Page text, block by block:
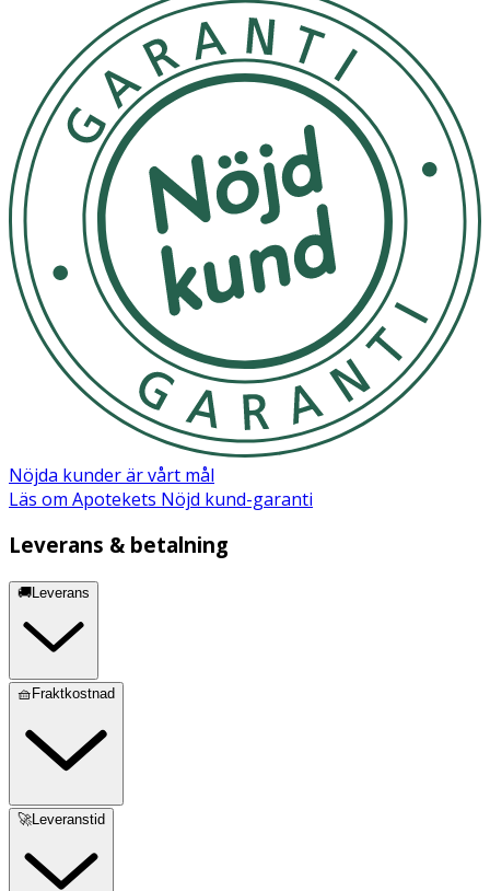
Ingredienser:
Water (Aqua), Heli- anthus Annuus (Sunflower) Seed Oil+,
Glycerin, Butyrospermum Parkii (Shea) Butter+,
Pentylene Glycol, Isoamyl Laurate, Glyceryl Stea- rate
Citrate, Alcohol denat., Squalane, Behenyl Alcohol,
Calendula Officinalis Flower+ Extract, Chamomilla
Recutita (Matricaria) Flower+ Extract, Rosmarinus
Officinalis (Rosemary) Leaf+ Extract, Viola Tricolor
Extract, Betaine, Caffeine, Camellia Sinensis Leaf Extract,
Hectorite, Lactic Acid, Lactobacillus Ferment,
Lactobacillus Ferment Lysate, Punica Granatum Extract,
Rhus Verniciflua Peel Wax, Tocopherol, Acacia Senegal
Gum, Caprylyl Glycol, Sodium Hyaluronate, Xanthan Gum,
Fragrance (Par- fum), Beta-Caryophyllene, Camphor,
Citrus Aurantium Peel Oil, Lavandula Oil/Extract,
Limonene, Linalool, Linalyl Acetate, Pinene. [8007110013]
+from organic cultivation Fragrance made of 100%
natural essential oils and/or plant extracts.
Märkning
NATRUE
Nöjda kunder är vårt mål
Läs om Apotekets Nöjd kund-garanti
Leverans & betalning
🚚Leverans
🧺Fraktkostnad
🚀Leveranstid